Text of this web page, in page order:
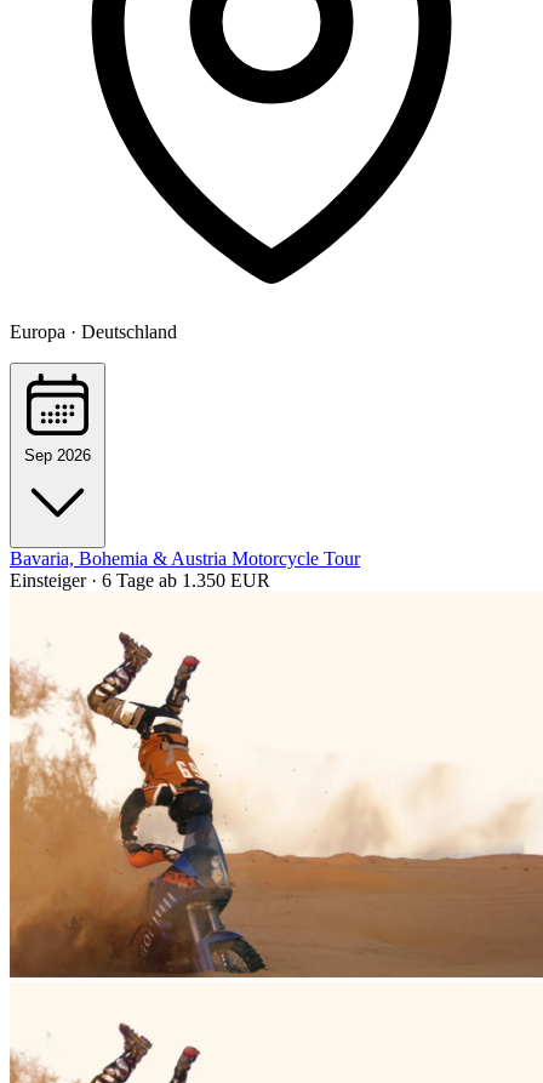
Europa · Deutschland
Sep 2026
Bavaria, Bohemia & Austria Motorcycle Tour
Einsteiger · 6 Tage ab 1.350 EUR